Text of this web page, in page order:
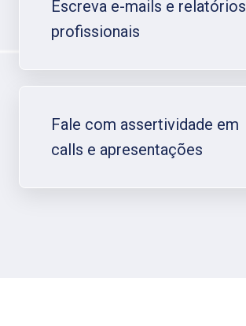
Escreva e-mails e relatórios
profissionais
Fale com assertividade em
calls e apresentações